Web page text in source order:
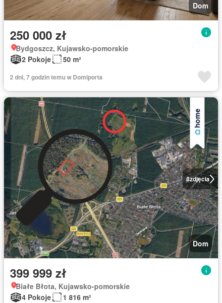
Dom
250 000 zł
Bydgoszcz, Kujawsko-pomorskie
2 Pokoje
50 m²
2 dni, 7 godzin temu w Domiporta
8zdjęcia
Dom
399 999 zł
Białe Błota, Kujawsko-pomorskie
4 Pokoje
1 816 m²